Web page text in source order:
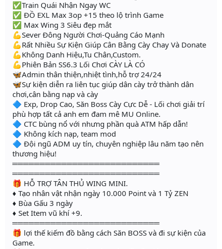
✅Train Quái Nhận Ngay WC
✅ ĐỒ EXL Max 3op +15 theo lộ trình Game
✅ Max Wing 3 Siêu đẹp mắt
💪Sever Đông Người Chơi-Quảng Cáo Mạnh
💪Rất Nhiều Sự Kiện Giúp Cân Bằng Cày Chay Và Donate
💪Không Danh Hiệu,Tu Chân,Custom.
💪Phiên Bản SS6.3 Lối Chơi CÀY LÀ CÓ
🦋Admin thân thiện,nhiệt tình,hỗ trợ 24/24
🦋Sự kiện diễn ra liên tục giúp dân cày trở thành dân
chơi,cân bằng nạp và cày
🔷 Exp, Drop Cao, Săn Boss Cày Cực Dễ - Lối chơi giải trí
phù hợp tất cả anh em đam mê MU Online.
🔷 CTC bùng nổ với nhưng phần quà ATM hấp dẫn!
🔷 Không kích nạp, team mod
🔷 Đội ngũ ADM uy tín, chuyên nghiệp lâu năm tạo nên
thương hiệu!
═══════════════════════════
═══════════════════════════
🎁 HỖ TRỢ TÂN THỦ WING MINI.
♦ Tạo nhân vật nhận ngày 10.000 Point và 1 Tỷ ZEN
♦ Bùa Gấu 3 ngày
♦ Set Item vũ khí +9.
═══════════════════════════
🎁 lợi thế kiếm đồ bằng cách Săn BOSS và đi sự kiện của
Game.